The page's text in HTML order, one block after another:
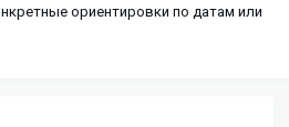
ориентировки по датам или